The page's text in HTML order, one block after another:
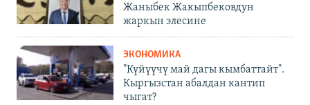
Жаныбек Жакыпбековдун
жаркын элесине
ЭКОНОМИКА
"Күйүүчү май дагы кымбаттайт".
Кыргызстан абалдан кантип
чыгат?